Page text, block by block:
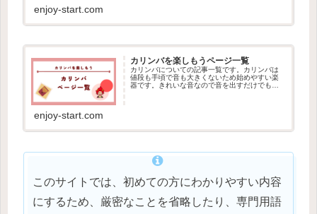
enjoy-start.com
カリンバを楽しもうページ一覧
カリンバについての記事一覧です。カリンバは
値段も手頃で音も大きくないため始めやすい楽
器です。きれいな音なので音を出すだけでも楽
enjoy-start.com
このサイトでは、初めての方にわかりやすい内容
にするため、厳密なことを省略したり、専門用語